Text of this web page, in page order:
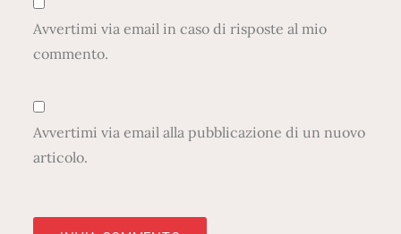
Avvertimi via email in caso di risposte al mio
commento.
Avvertimi via email alla pubblicazione di un nuovo
articolo.